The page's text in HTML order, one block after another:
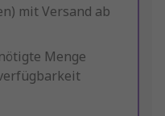
mit Versand ab
Menge